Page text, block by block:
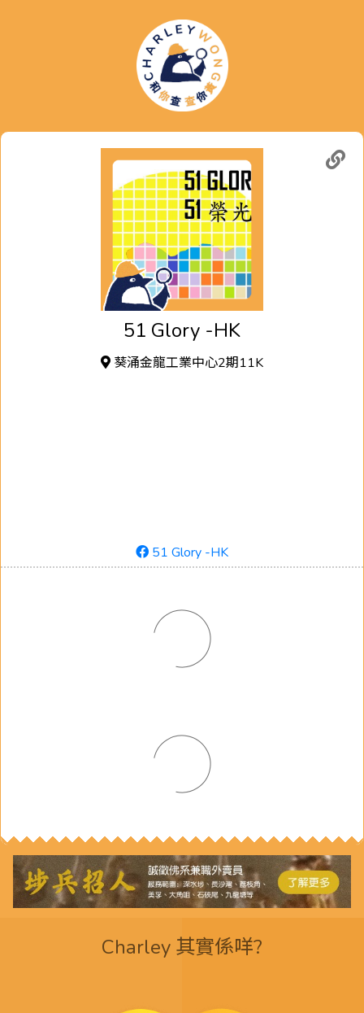
51 Glory -HK
葵涌金龍工業中心2期11K
51 Glory -HK
Charley 其實係咩?